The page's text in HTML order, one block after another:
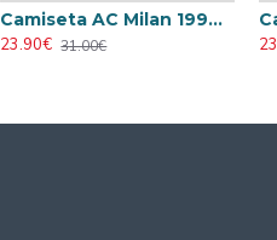
Camiseta AC Milan 1998/1999 Local Retro
23.90€ 31.00€